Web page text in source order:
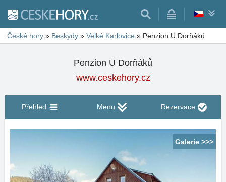
České hory » Beskydy » Velké Karlovice » Penzion U Dorňáků
Penzion U Dorňáků
www.ceskehory.cz
Přehled Menu Rezervace
Galerie >>>